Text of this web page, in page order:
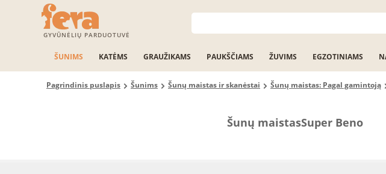
GYVŪNĖLIŲ PARDUOTUVĖ
ŠUNIMS KATĖMS GRAUŽIKAMS PAUKŠČIAMS ŽUVIMS EGZOTINIAMS
Pagrindinis puslapis Šunims Šunų maistas ir skanėstai Šunų maistas: Pagal gamintoją
Šunų maistasSuper Beno